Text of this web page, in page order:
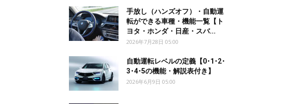
手放し（ハンズオフ）・自動運
転ができる車種・機能一覧【ト
ヨタ・ホンダ・日産・スバ...
2026年7月28日 05:00
自動運転レベルの定義【0･1･2･
3･4･5の機能・解説表付き】
2026年6月9日 05:00